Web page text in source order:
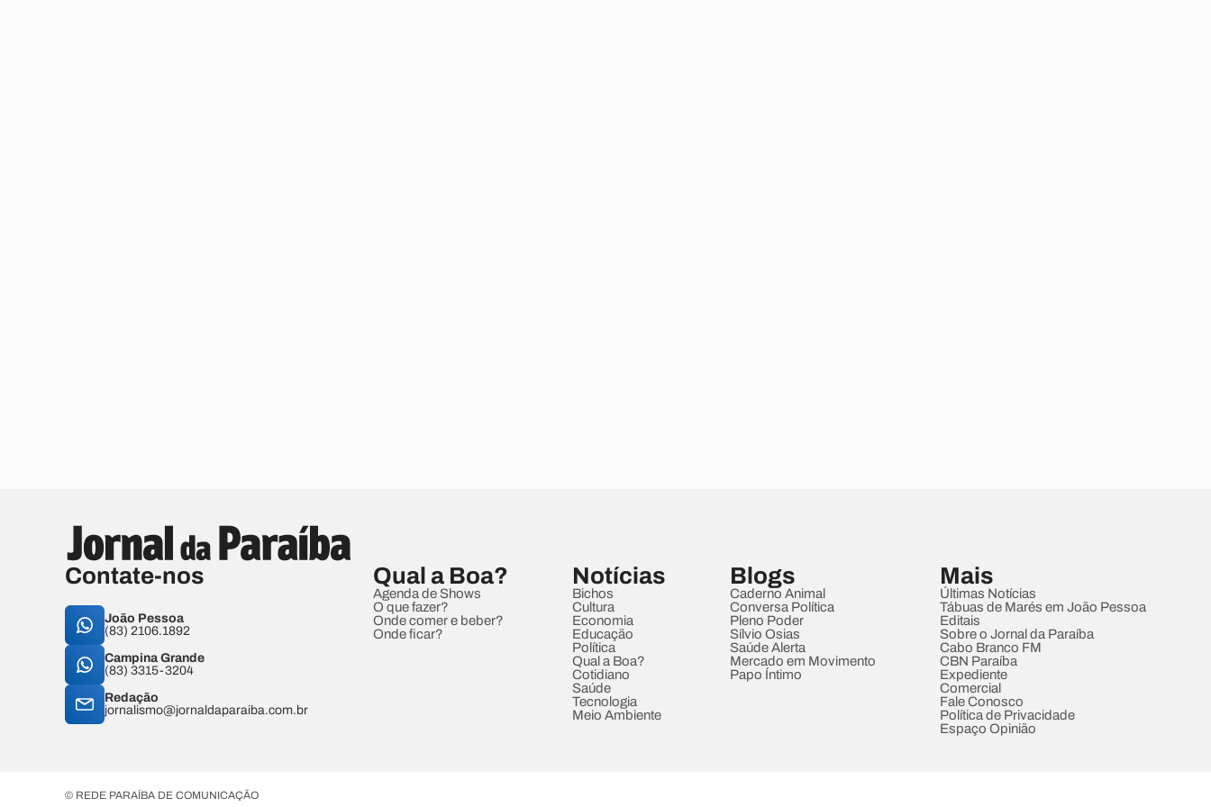
Contate-nos
João Pessoa
(83) 2106.1892
Campina Grande
(83) 3315-3204
Redação
jornalismo@jornaldaparaiba.com.br
Qual a Boa?
Agenda de Shows
O que fazer?
Onde comer e beber?
Onde ficar?
Notícias
Bichos
Cultura
Economia
Educação
Política
Qual a Boa?
Cotidiano
Saúde
Tecnologia
Meio Ambiente
Blogs
Caderno Animal
Conversa Política
Pleno Poder
Sílvio Osias
Saúde Alerta
Mercado em Movimento
Papo Íntimo
Mais
Últimas Notícias
Tábuas de Marés em João Pessoa
Editais
Sobre o Jornal da Paraíba
Cabo Branco FM
CBN Paraíba
Expediente
Comercial
Fale Conosco
Política de Privacidade
Espaço Opinião
© REDE PARAÍBA DE COMUNICAÇÃO